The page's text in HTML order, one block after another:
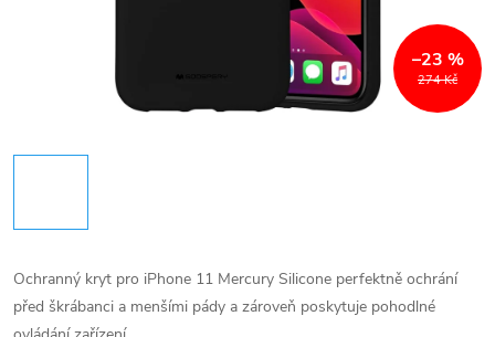
274 Kč
–23 %
Ochranný kryt pro iPhone 11 Mercury Silicone perfektně ochrání
před škrábanci a menšími pády a zároveň poskytuje pohodlné